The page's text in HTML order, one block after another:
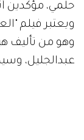
حلمي، مؤكدين
ويعتبر فيلم
وهو من تأليف
عبدالجليل،